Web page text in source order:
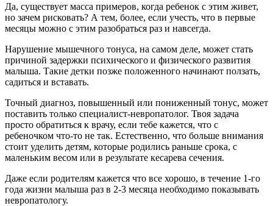
Да, существует масса примеров, когда ребенок с этим живет,
но зачем рисковать? А тем, более, если учесть, что в первые
месяцы можно с этим разобраться раз и навсегда.
Нарушение мышечного тонуса, на самом деле, может стать
причиной задержки психического и физического развития
малыша. Такие детки позже положенного начинают ползать,
садиться и вставать.
Точный диагноз, повышенный или пониженный тонус, может
поставить только специалист-невропатолог. Твоя задача
просто обратиться к врачу, если тебе кажется, что с
ребеночком что-то не так. Естественно, что больше внимания
стоит уделить детям, которые родились раньше срока, с
маленьким весом или в результате кесарева сечения.
Даже если родителям кажется что все хорошо, в течение 1-го
года жизни малыша раз в 2-3 месяца необходимо показывать
невропатологу.